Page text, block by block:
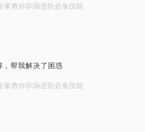
家教你职场进阶必备技能
，帮我解决了困惑
家教你职场进阶必备技能